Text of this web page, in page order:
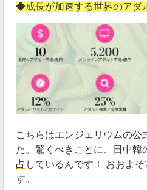
0.15〜0.4%の配当型ウ
・ANLがいまだに取
・ANXは最低価格
間以上経過している
といったことから厳し
る手続きをお忘れなく
— 阿部悠人-初心者で
をお届け (@abeyutos)
◆成長が加速する世界のアダ
こちらはエンジェリウムの公
た。驚くべきことに、日中韓
占 しているんです！ おおよ
す。